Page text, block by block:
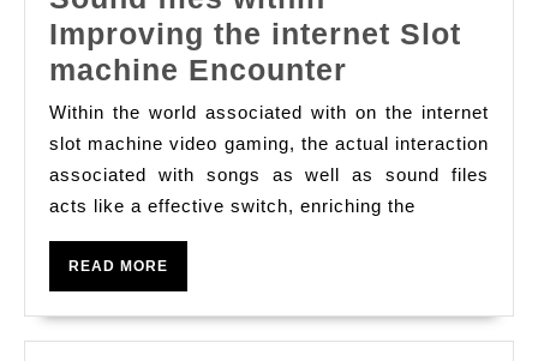
Casinos
Improving the internet Slot
machine Encounter
actual
Part
associated
with
well
Within the world associated with on the internet
slot machine video gaming, the actual interaction
associated with songs as well as sound files
acts like a effective switch, enriching the
READ MORE